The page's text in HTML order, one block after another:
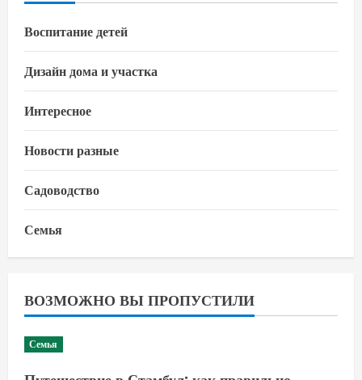
Воспитание детей
Дизайн дома и участка
Интересное
Новости разные
Садоводство
Семья
ВОЗМОЖНО ВЫ ПРОПУСТИЛИ
Семья